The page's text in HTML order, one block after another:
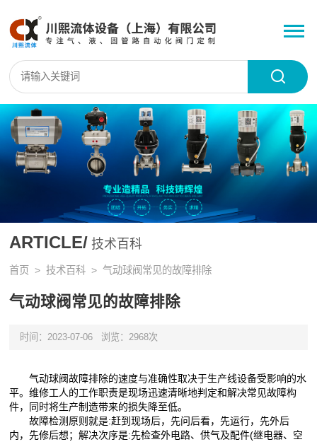
ARTICLE/ 技术百科
首页 >技术百科 > 气动球阀常见的故障排除
气动球阀常见的故障排除
时间：2023-07-06 浏览：2968次
气动球阀故障排除的速度与准确性取决于生产线设备受影响的水
平。维修工人的工作职责是现场迅速清晰地判定和解决常见故障构
件，同时将生产制造带来的损失降至低。
故障检测原则就是:赶到现场后，先问后看，先运行，先外后
内，先修后想；解决次序是:先检查外电路、供气及配件(继电器、空